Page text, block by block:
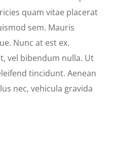
quam vitae placerat
sem. Mauris
Nunc at est ex.
vel bibendum nulla. Ut
tincidunt. Aenean
nec, vehicula gravida